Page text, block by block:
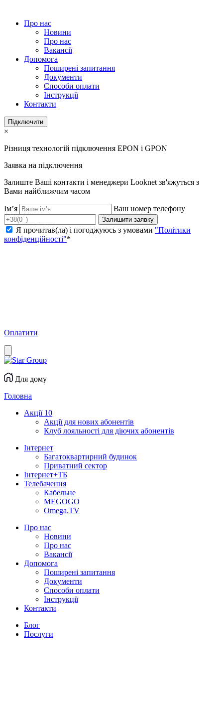
Про нас
Новини
Про нас
Вакансії
Допомога
Поширені запитання
Документи
Способи оплати
Інструкції
Контакти
Підключити
×
Різниця технологій підключення EPON і GPON
Заявка на підключення
Залиште Ваші контакти і менеджери Looknet зв'яжуться з
Вами найближчим часом
Ім’я Ваш номер телефону
Залишити заявку
Я прочитав(ла) і погоджуюсь з умовами "Політики
конфіденційності"*
Оплатити
Для дому
Головна
Акції 10
Акції для нових абонентів
Клуб лояльності для діючих абонентів
Інтернет
Багатоквартирний будинок
Приватний сектор
Інтернет+ТБ
Телебачення
Кабельне
MEGOGO
Omega.TV
Про нас
Новини
Про нас
Вакансії
Допомога
Поширені запитання
Документи
Способи оплати
Інструкції
Контакти
Блог
Послуги